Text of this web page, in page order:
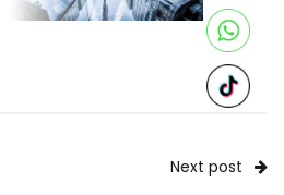
Next post